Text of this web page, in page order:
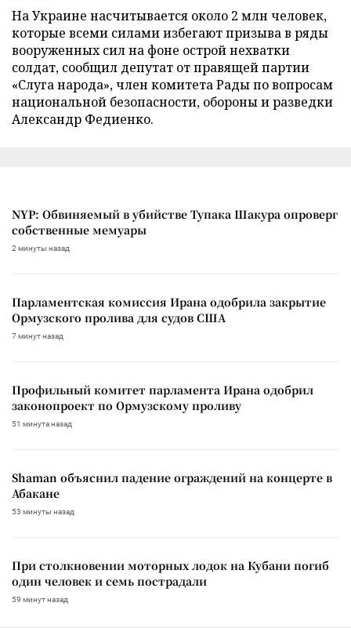
На Украине насчитывается около 2 млн человек,
которые всеми силами избегают призыва в ряды
вооруженных сил на фоне острой нехватки
солдат, сообщил депутат от правящей партии
«Слуга народа», член комитета Рады по вопросам
национальной безопасности, обороны и разведки
Александр Федиенко.
NYP: Обвиняемый в убийстве Тупака Шакура опроверг
собственные мемуары
2 минуты назад
Парламентская комиссия Ирана одобрила закрытие
Ормузского пролива для судов США
7 минут назад
Профильный комитет парламента Ирана одобрил
законопроект по Ормузскому проливу
51 минута назад
Shaman объяснил падение ограждений на концерте в
Абакане
53 минуты назад
При столкновении моторных лодок на Кубани погиб
один человек и семь пострадали
59 минут назад